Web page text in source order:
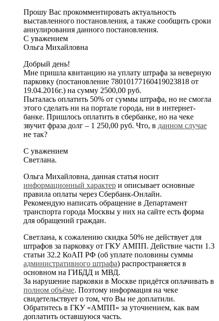
Прошу Вас прокомментировать актуальность
выставленного постановления, а также сообщить сроки
аннулирования данного постановления.
С уважением
Ольга Михайловна
Добрый день!
Мне пришла квитанцию на уплату штрафа за неверную
парковку (постановление 78010177160419023818 от
19.04.2016г.) на сумму 2500,00 руб.
Пыталась оплатить 50% от суммы штрафа, но не смогла
этого сделать ни на портале города, ни в интернет-
банке. Пришлось оплатить в сбербанке, но на чеке
звучит фраза долг – 1 250,00 руб. Что, в данном случае
не так?
С уважением
Светлана.
Ольга Михайловна, данная статья носит
информационный характер и описывает основные
правила оплаты через Сбербанк-Онлайн.
Рекомендую написать обращение в Департамент
транспорта города Москвы у них на сайте есть форма
для обращений граждан.
Светлана, к сожалению скидка 50% не действует для
штрафов за парковку от ГКУ АМПП. Действие части 1.3
статьи 32.2 КоАП РФ (об уплате половины суммы
административного штрафа) распространяется в
основном на ГИБДД и МВД.
За нарушение парковки в Москве придётся оплачивать в
полном объёме. Поэтому информация на чеке
свидетельствует о том, что Вы не доплатили.
Обратитесь в ГКУ «АМПП» за уточнением, как вам
доплатить оставшуюся часть.